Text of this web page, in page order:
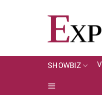
SHOWBIZ